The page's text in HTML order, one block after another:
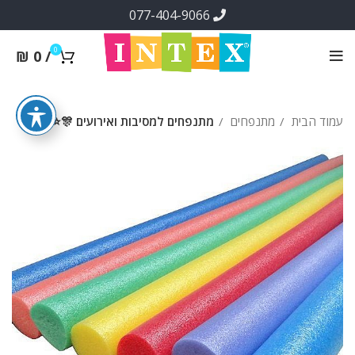
0
/
₪ 0
עמוד הבית מתנפחים מתנפחים למסיבות ואירועים 🎊⭐